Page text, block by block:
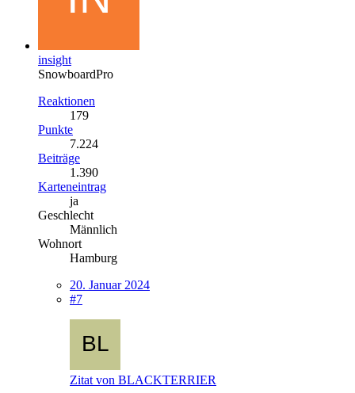
insight
SnowboardPro
Reaktionen
179
Punkte
7.224
Beiträge
1.390
Karteneintrag
ja
Geschlecht
Männlich
Wohnort
Hamburg
20. Januar 2024
#7
Zitat von BLACKTERRIER